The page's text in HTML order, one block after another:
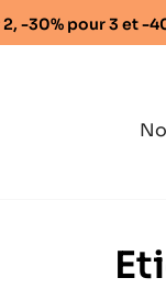
-30% pour 3 et